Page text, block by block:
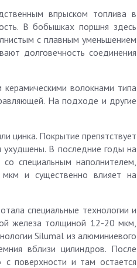
впрыском топлива в
В бобышках поршня здесь
с плавным уменьшением
долговечность соединения
волокнами типа
На подходе и другие
цинка. Покрытие препятствует
ухудшены. В последние годы на
специальным наполнителем,
и существенно влияет на
специальные технологии и
железа толщиной 12-20 мкм,
Silumal из алюминиевого
вблизи цилиндров. После
поверхности и там остается